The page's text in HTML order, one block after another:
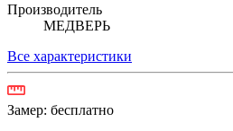
Производитель
МЕДВЕРЬ
Все характеристики
Замер: бесплатно